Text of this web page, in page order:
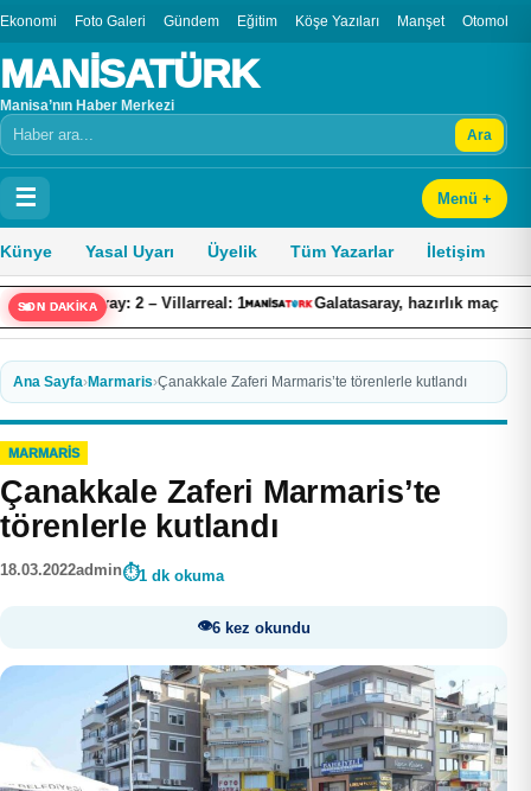
Ekonomi Foto Galeri Gündem Eğitim Köşe Yazıları Manşet Otomobil
MANİSATÜRK
Manisa’nın Haber Merkezi
Arama Ara
☰ Menü +
Künye Yasal Uyarı Üyelik Tüm Yazarlar İletişim
SON DAKİKA
2 – Villarreal: 1 Galatasaray, hazırlık maçında
Ana Sayfa›Marmaris›Çanakkale Zaferi Marmaris’te törenlerle kutlandı
MARMARIS
Çanakkale Zaferi Marmaris’te
törenlerle kutlandı
18.03.2022admin 1 dk okuma
6 kez okundu